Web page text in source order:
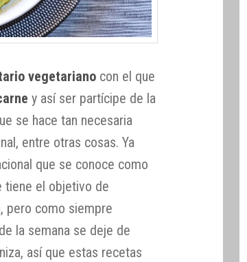
vegetariano con el que
y así ser partícipe de la
se hace tan necesaria
entre otras cosas. Ya
que se conoce como
tiene el objetivo de
pero como siempre
la semana se deje de
así que estas recetas